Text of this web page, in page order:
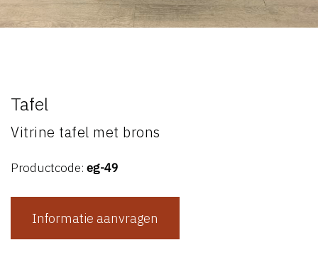
Tafel
Vitrine tafel met brons
Productcode: eg-49
Informatie aanvragen